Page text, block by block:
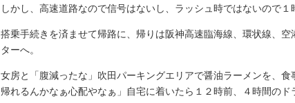
しかし、高速道路なので信号はないし、ラッシュ時ではないので１
搭乗手続きを済ませて帰路に、帰りは阪神高速臨海線、環状線、
ターへ。
女房と「腹減ったな」吹田パーキングエリアで醤油ラーメンを、食
帰れるんかなぁ心配やなぁ」自宅に着いたら１２時前、４時間のド